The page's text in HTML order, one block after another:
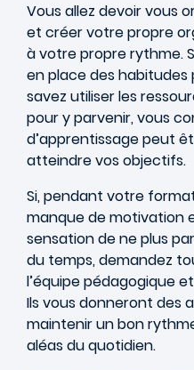
Vous allez devoir vous
et créer votre propre
à votre propre rythme.
en place des
savez utiliser les
pour y parvenir, vous
d’apprentissage peut
atteindre vos objectifs.
Si, pendant votre
manque de motivation
sensation de ne plus
du temps, demandez
l’équipe pédagogique
Ils vous donneront des
maintenir un bon
aléas du quotidien.